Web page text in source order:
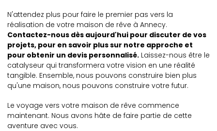
N'attendez plus pour faire le premier pas vers la
réalisation de votre maison de rêve à Annecy.
Contactez-nous dès aujourd'hui pour discuter de vos
projets, pour en savoir plus sur notre approche et
pour obtenir un devis personnalisé. Laissez-nous être le
catalyseur qui transformera votre vision en une réalité
tangible. Ensemble, nous pouvons construire bien plus
qu'une maison, nous pouvons construire votre futur.
Le voyage vers votre maison de rêve commence
maintenant. Nous avons hâte de faire partie de cette
aventure avec vous.